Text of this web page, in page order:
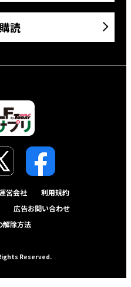
読
営会社
利用規約
広告お問い合わせ
解除方法
Reserved.